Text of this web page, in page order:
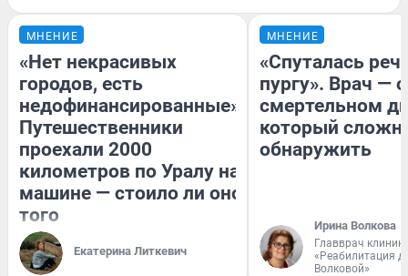
МНЕНИЕ
«Нет некрасивых
городов, есть
недофинансированные».
Путешественники
проехали 2000
километров по Уралу на
машине — стоило ли оно
того
Екатерина Литкевич
МНЕНИЕ
«Спуталась
пургу». Врач — о
смертельном
который
обнаружить
Ирина Волкова
Главврач
«Реабилитация
Волковой»